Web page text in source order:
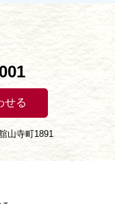
せる
山寺町1891